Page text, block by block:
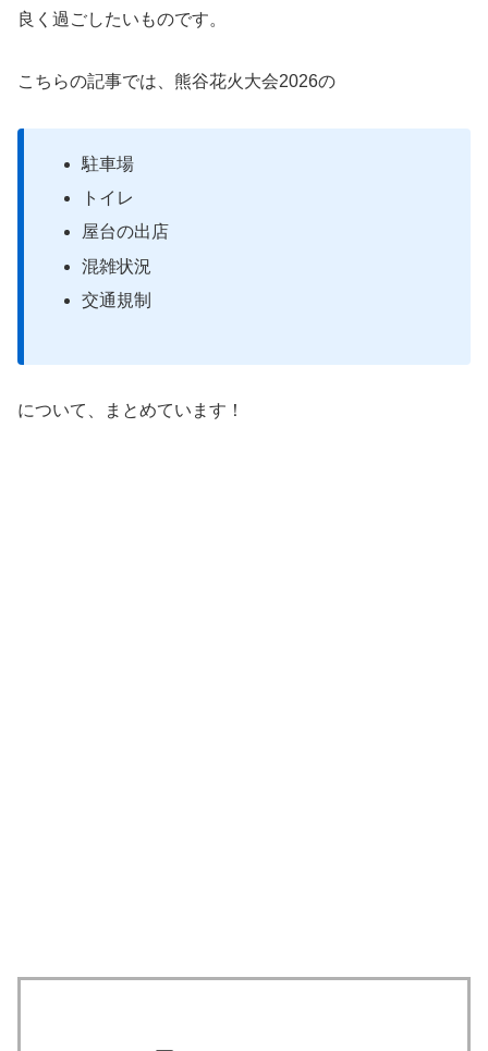
良く過ごしたいものです。
こちらの記事では、熊谷花火大会2026の
駐車場
トイレ
屋台の出店
混雑状況
交通規制
について、まとめています！